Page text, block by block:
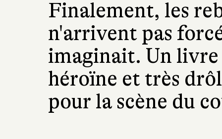
Finalement, les
n'arrivent pas
imaginait. Un
héroïne et très
pour la scène du